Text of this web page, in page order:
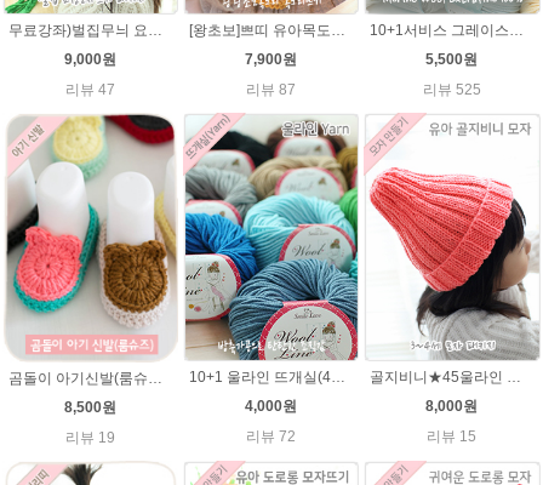
9,000원
리뷰 47
7,900원
리뷰 87
5,500원
리뷰 525
곰돌이 아기신발(룸슈즈)★45울라인 뜨개실 코바늘뜨기 태교뜨개질 손뜨개
8,500원
리뷰 19
10+1 울라인 뜨개실(45g) 유아/블랭킷/손뜨개인형실/505털실/바라클라바털실 뜨개실
4,000원
리뷰 72
골지비니★45울라인 털실 모자뜨기 손뜨개질
8,000원
리뷰 15